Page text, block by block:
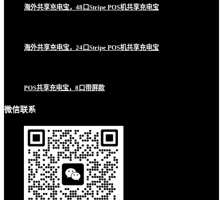
海外共享充电宝，48口Stripe POS机共享充电宝
海外共享充电宝，24口Stripe POS机共享充电宝
POS共享充电宝，8口带屏款
微信联系